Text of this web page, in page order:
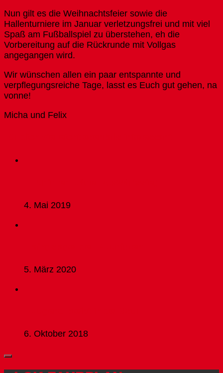
Nun gilt es die Weihnachtsfeier sowie die
Hallenturniere im Januar verletzungsfrei und mit viel
Spaß am Fußballspiel zu überstehen, eh die
Vorbereitung auf die Rückrunde mit Vollgas
angegangen wird.
Wir wünschen allen ein paar entspannte und
verpflegungsreiche Tage, lasst es Euch gut gehen, na
vonne!
Micha und Felix
4. Mai 2019
5. März 2020
6. Oktober 2018